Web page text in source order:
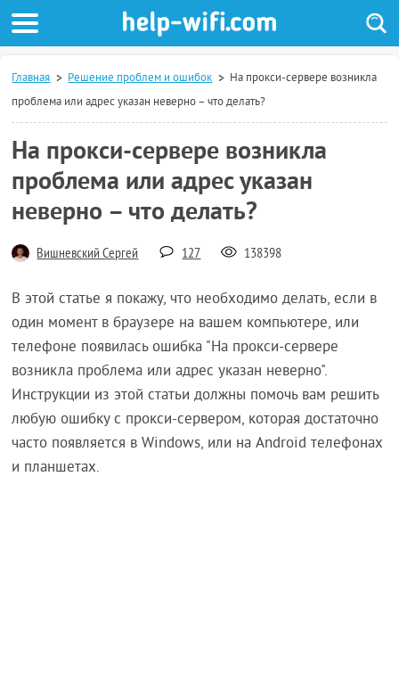
Главная Решение проблем и ошибок
На прокси-сервере возникла
проблема или адрес указан неверно – что делать?
На прокси-сервере возникла
проблема или адрес указан
неверно – что делать?
Вишневский Сергей 127 138398
В этой статье я покажу, что необходимо делать, если в
один момент в браузере на вашем компьютере, или
телефоне появилась ошибка "На прокси-сервере
возникла проблема или адрес указан неверно".
Инструкции из этой статьи должны помочь вам решить
любую ошибку с прокси-сервером, которая достаточно
часто появляется в Windows, или на Android телефонах
и планшетах.